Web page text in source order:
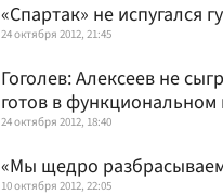
«Спартак» не испугался
24 октября 2012, 21:45
Гоголев: Алексеев не
готов в функциональном
24 октября 2012, 18:40
«Мы щедро
10 октября 2012, 22:05